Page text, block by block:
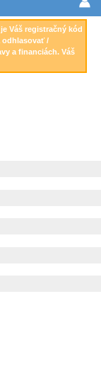
Váš registračný kód
/
a financiách. Váš